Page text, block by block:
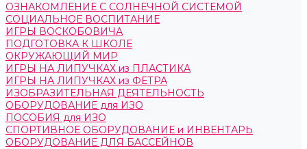
ОЗНАКОМЛЕНИЕ С СОЛНЕЧНОЙ СИСТЕМОЙ
СОЦИАЛЬНОЕ ВОСПИТАНИЕ
ИГРЫ ВОСКОБОВИЧА
ПОДГОТОВКА К ШКОЛЕ
ОКРУЖАЮЩИЙ МИР
ИГРЫ НА ЛИПУЧКАХ из ПЛАСТИКА
ИГРЫ НА ЛИПУЧКАХ из ФЕТРА
ИЗОБРАЗИТЕЛЬНАЯ ДЕЯТЕЛЬНОСТЬ
ОБОРУДОВАНИЕ для ИЗО
ПОСОБИЯ для ИЗО
СПОРТИВНОЕ ОБОРУДОВАНИЕ и ИНВЕНТАРЬ
ОБОРУДОВАНИЕ ДЛЯ БАССЕЙНОВ